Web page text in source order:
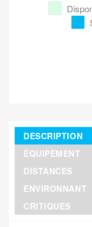
DESCRIPTION
ÉQUIPEMENT
DISTANCES
ENVIRONNANT
CRITIQUES